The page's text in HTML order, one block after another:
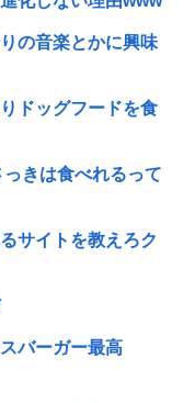
の音楽とかに興味
ドッグフードを食
きは食べれるって
サイトを教えろク
バーガー最高